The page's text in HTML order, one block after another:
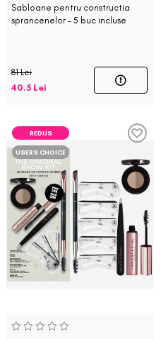
Sabloane pentru constructia
sprancenelor - 5 buc incluse
81 Lei
40.5 Lei
REDUS
USERS CHOICE